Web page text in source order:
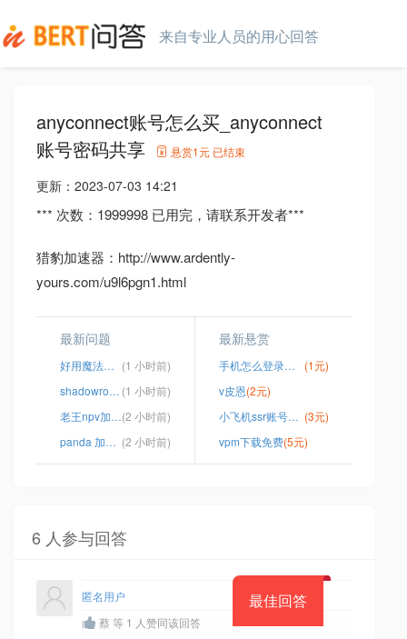
来自专业人员的用心回答
anyconnect账号怎么买_anyconnect
账号密码共享
悬赏1元 已结束
更新： 2023-07-03 14:21
*** 次数：1999998 已用完，请联系开发者***
猎豹加速器：http://www.ardently-
yours.com/u9l6pgn1.html
最新问题
好用魔法梯子 (1 小时前)
shadowrocketPC版 (1 小时前)
老王npv加速器(2 小时前)
panda 加速器 ios (2 小时前)
最新悬赏
手机怎么登录谷歌
(1元)
v皮恩(2元)
小飞机ssr账号购买 (3元)
vpm下载免费(5元)
6 人参与回答
最佳回答
匿名用户
蔡 等 1 人赞同该回答